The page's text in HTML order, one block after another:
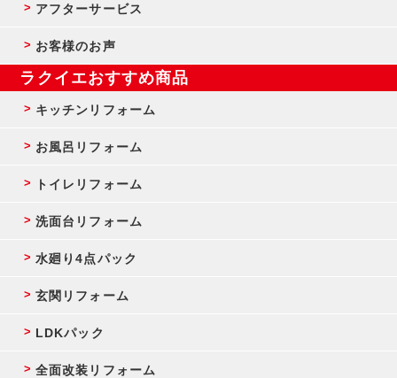
アフターサービス
お客様のお声
ラクイエおすすめ商品
キッチンリフォーム
お風呂リフォーム
トイレリフォーム
洗面台リフォーム
水廻り4点パック
玄関リフォーム
LDKパック
全面改装リフォーム